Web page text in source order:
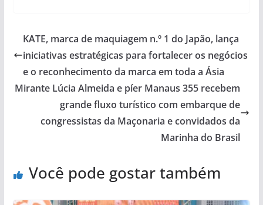
KATE, marca de maquiagem n.º 1 do Japão, lança
iniciativas estratégicas para fortalecer os negócios
e o reconhecimento da marca em toda a Ásia
Mirante Lúcia Almeida e píer Manaus 355 recebem
grande fluxo turístico com embarque de
congressistas da Maçonaria e convidados da
Marinha do Brasil
Você pode gostar também